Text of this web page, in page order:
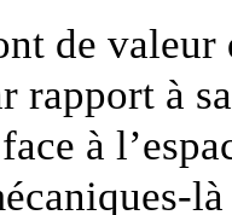
de
rapport à
à